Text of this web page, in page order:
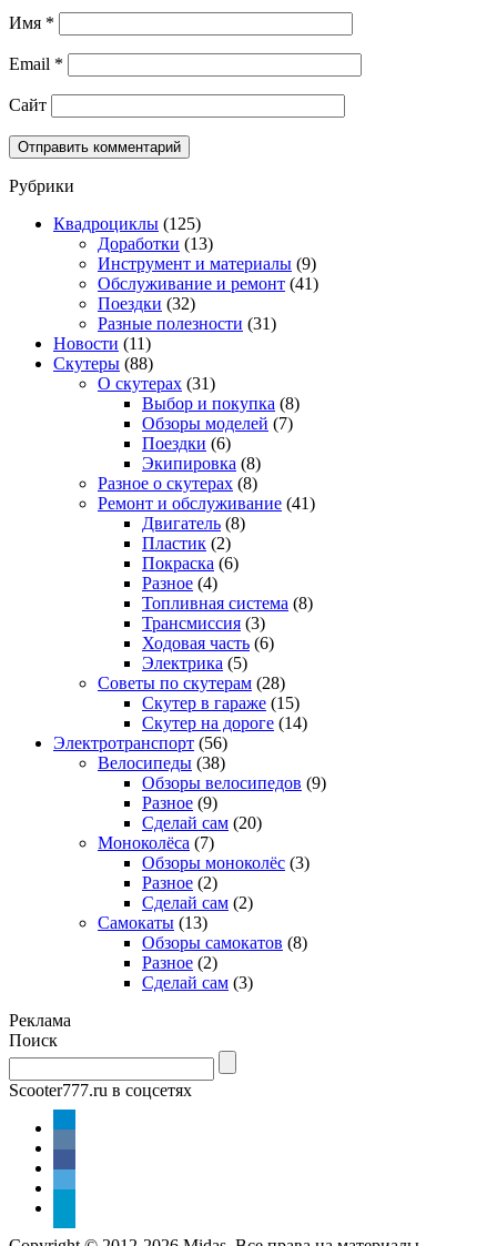
Имя *
Email *
Сайт
Рубрики
Квадроциклы (125)
Доработки (13)
Инструмент и материалы (9)
Обслуживание и ремонт (41)
Поездки (32)
Разные полезности (31)
Новости (11)
Скутеры (88)
О скутерах (31)
Выбор и покупка (8)
Обзоры моделей (7)
Поездки (6)
Экипировка (8)
Разное о скутерах (8)
Ремонт и обслуживание (41)
Двигатель (8)
Пластик (2)
Покраска (6)
Разное (4)
Топливная система (8)
Трансмиссия (3)
Ходовая часть (6)
Электрика (5)
Советы по скутерам (28)
Скутер в гараже (15)
Скутер на дороге (14)
Электротранспорт (56)
Велосипеды (38)
Обзоры велосипедов (9)
Разное (9)
Сделай сам (20)
Моноколёса (7)
Обзоры моноколёс (3)
Разное (2)
Сделай сам (2)
Самокаты (13)
Обзоры самокатов (8)
Разное (2)
Сделай сам (3)
Реклама
Поиск
Scooter777.ru в соцсетях